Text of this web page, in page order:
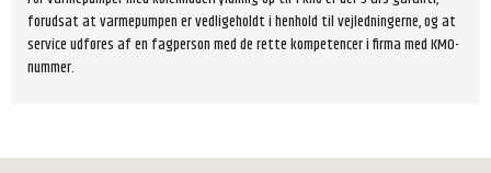
forudsat at varmepumpen er vedligeholdt i henhold til vejledningerne, og at
service udføres af en fagperson med de rette kompetencer i firma med KMO-
nummer.